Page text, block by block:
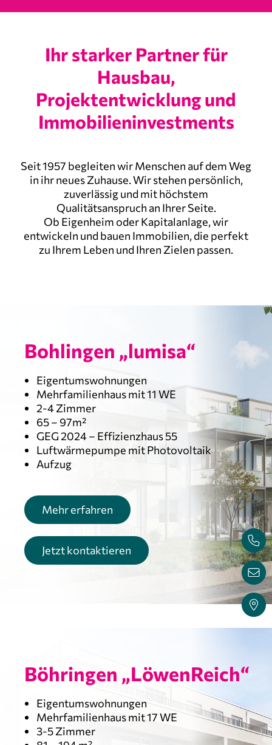
Ihr starker Partner für
Hausbau,
Projektentwicklung und
Immobilieninvestments
Seit 1957 begleiten wir Menschen auf dem Weg
in ihr neues Zuhause. Wir stehen persönlich,
zuverlässig und mit höchstem
Qualitätsanspruch an Ihrer Seite.
Ob Eigenheim oder Kapitalanlage, wir
entwickeln und bauen Immobilien, die perfekt
zu Ihrem Leben und Ihren Zielen passen.
Bohlingen „lumisa“
Eigentumswohnungen
Mehrfamilienhaus mit 11 WE
2-4 Zimmer
65 – 97m²
GEG 2024 – Effizienzhaus 55
Luftwärmepumpe mit Photovoltaik
Aufzug
Mehr erfahren
Jetzt kontaktieren
Böhringen „LöwenReich“
Eigentumswohnungen
Mehrfamilienhaus mit 17 WE
3-5 Zimmer